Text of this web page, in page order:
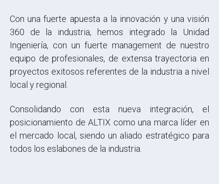
Con una fuerte apuesta a la innovación y una visión
360 de la industria, hemos integrado la Unidad
Ingeniería, con un fuerte management de nuestro
equipo de profesionales, de extensa trayectoria en
proyectos exitosos referentes de la industria a nivel
local y regional.
Consolidando con esta nueva integración, el
posicionamiento de ALTIX como una marca líder en
el mercado local, siendo un aliado estratégico para
todos los eslabones de la industria.